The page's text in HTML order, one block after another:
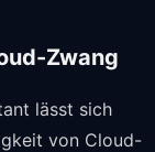
Zwang
lässt sich
von Cloud-